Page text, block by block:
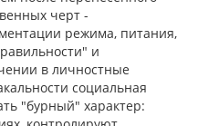
черт -
режима, питания,
и
в лич­ностные
социальная
"бурный" характер: